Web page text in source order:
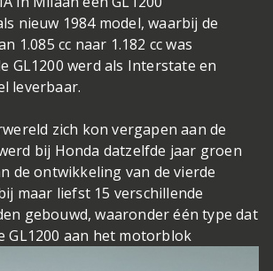
nieuw 1984 model, waarbij de
1.085 cc naar 1.182 cc was
GL1200 werd als Interstate en
leverbaar.
zich kon vergapen aan de
bij Honda datzelfde jaar groen
de ontwikkeling van de vierde
maar liefst 15 verschillende
gebouwd, waaronder één type dat
GL1200 aan het motorblok